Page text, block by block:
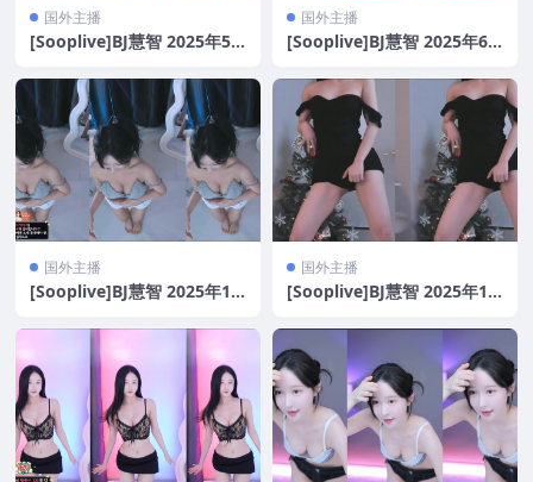
国外主播
[Sooplive]BJ慧智 2025年5
国外主播
[Sooplive]BJ慧智 2025年6
国外主播
[Sooplive]BJ慧智 2025年11
国外主播
[Sooplive]BJ慧智 2025年1-2